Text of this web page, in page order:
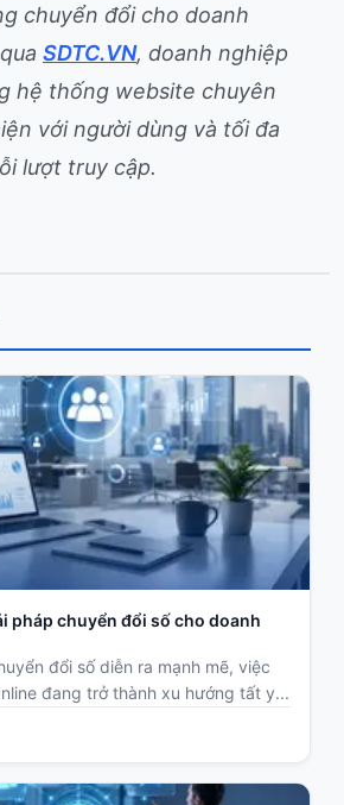
chuyển đổi cho doanh
SDTC.VN, doanh nghiệp
hệ thống website chuyên
với người dùng và tối đa
lượt truy cập.
pháp chuyển đổi số cho doanh
đổi số diễn ra mạnh mẽ, việc
đang trở thành xu hướng tất y...